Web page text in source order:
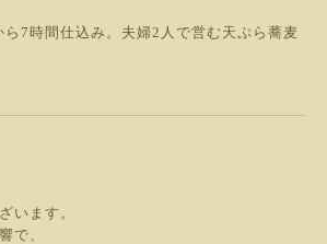
7時間仕込み。夫婦2人で営む天ぷら蕎麦
います。
で、